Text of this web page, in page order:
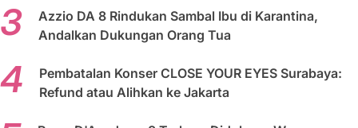
Azzio DA 8 Rindukan Sambal Ibu di Karantina,
Andalkan Dukungan Orang Tua
Pembatalan Konser CLOSE YOUR EYES Surabaya:
Refund atau Alihkan ke Jakarta